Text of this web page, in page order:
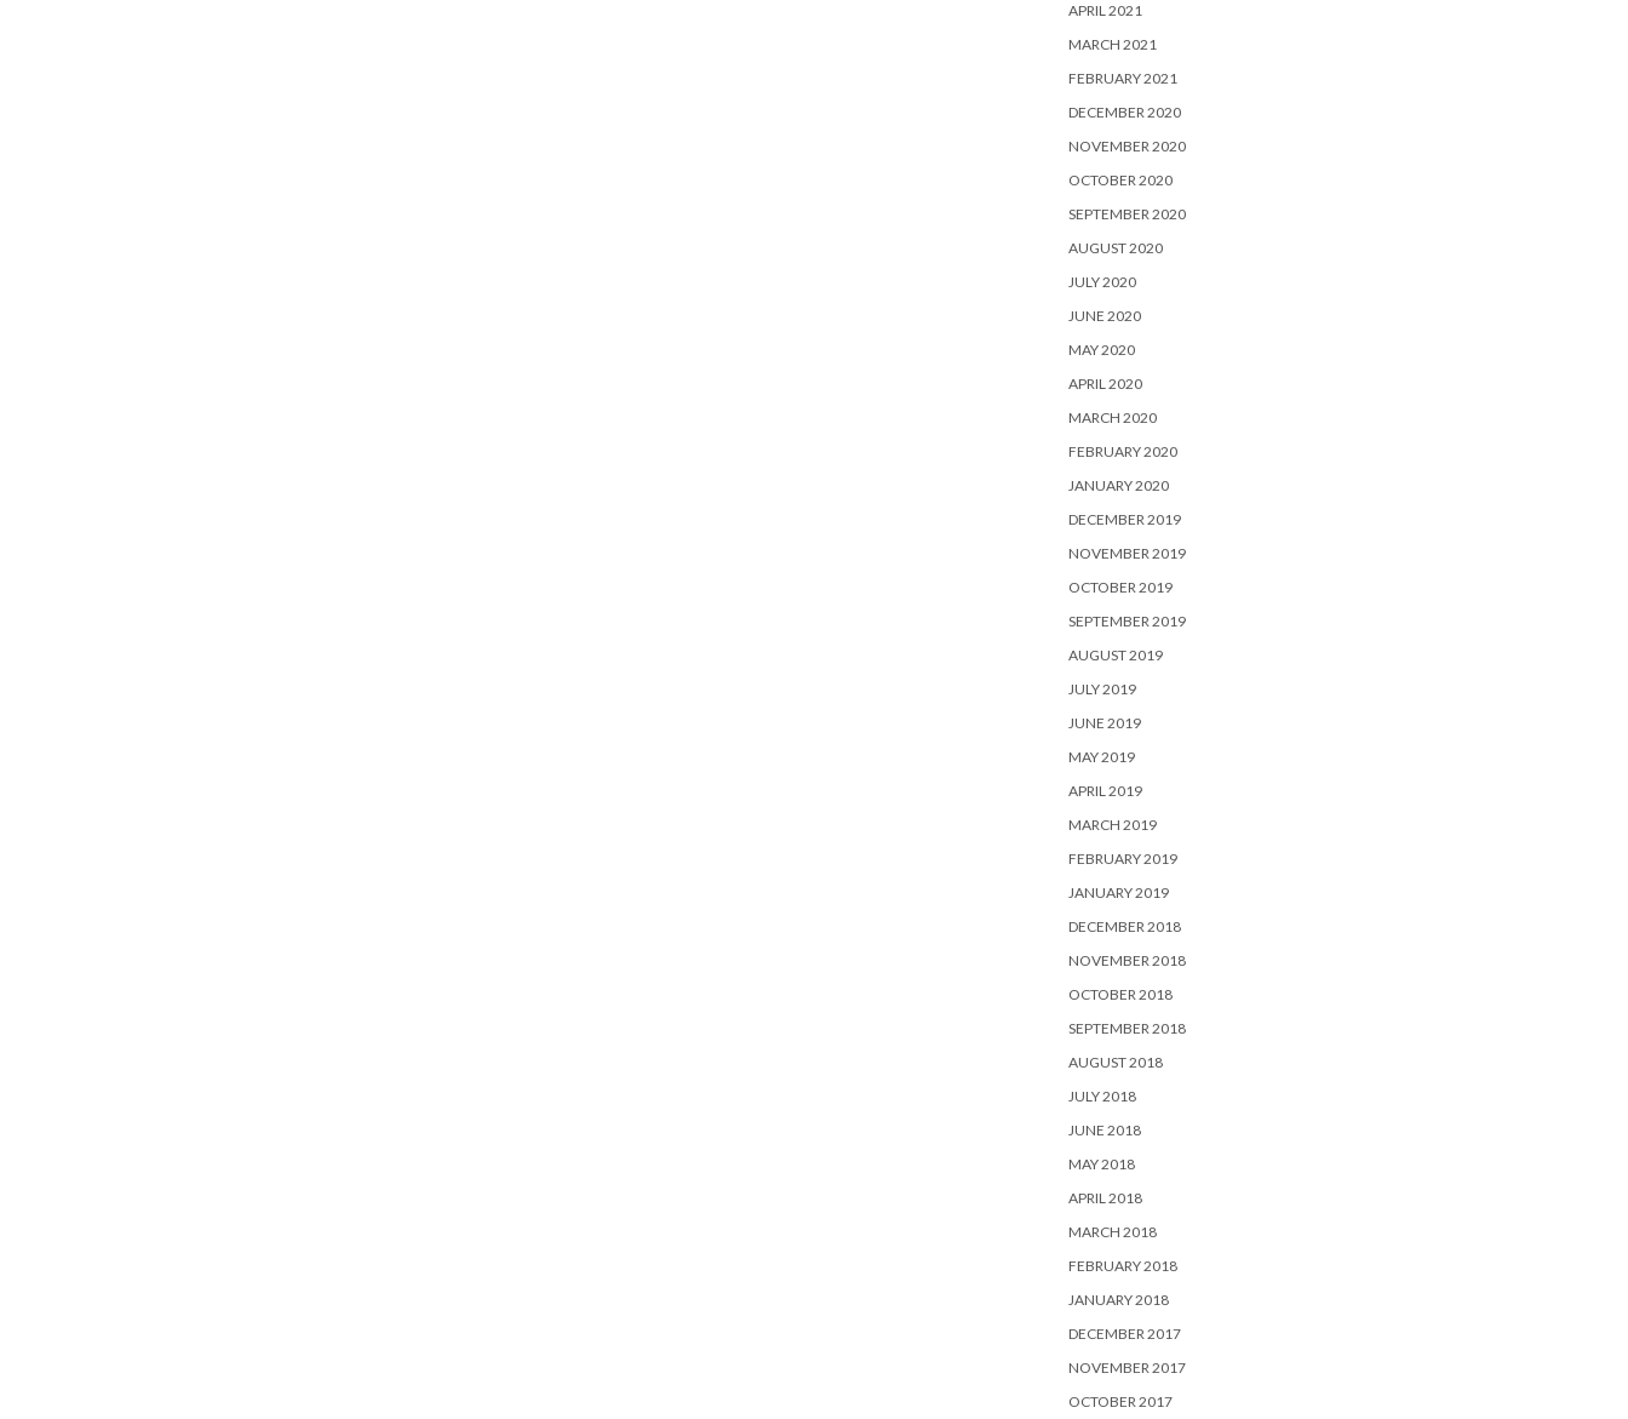
APRIL 2021
MARCH 2021
FEBRUARY 2021
DECEMBER 2020
NOVEMBER 2020
OCTOBER 2020
SEPTEMBER 2020
AUGUST 2020
JULY 2020
JUNE 2020
MAY 2020
APRIL 2020
MARCH 2020
FEBRUARY 2020
JANUARY 2020
DECEMBER 2019
NOVEMBER 2019
OCTOBER 2019
SEPTEMBER 2019
AUGUST 2019
JULY 2019
JUNE 2019
MAY 2019
APRIL 2019
MARCH 2019
FEBRUARY 2019
JANUARY 2019
DECEMBER 2018
NOVEMBER 2018
OCTOBER 2018
SEPTEMBER 2018
AUGUST 2018
JULY 2018
JUNE 2018
MAY 2018
APRIL 2018
MARCH 2018
FEBRUARY 2018
JANUARY 2018
DECEMBER 2017
NOVEMBER 2017
OCTOBER 2017